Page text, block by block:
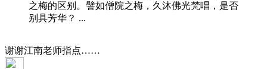
之梅的区别。譬如僧院之梅，久沐佛光梵唱，是否
别具芳华？ ...
谢谢江南老师指点……